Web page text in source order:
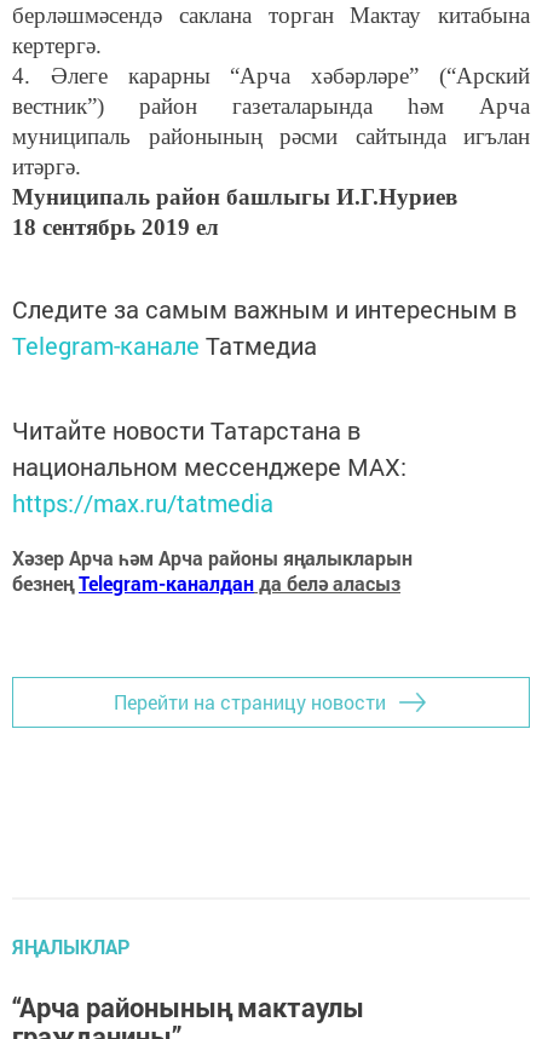
берләшмәсендә саклана торган Мактау китабына
кертергә.
4. Әлеге карарны “Арча хәбәрләре” (“Арский
вестник”) район газеталарында һәм Арча
муниципаль районының рәсми сайтында игълан
итәргә.
Муниципаль район башлыгы И.Г.Нуриев
18 сентябрь 2019 ел
Следите за самым важным и интересным в
Telegram-канале Татмедиа
Читайте новости Татарстана в
национальном мессенджере MАХ:
https://max.ru/tatmedia
Хәзер Арча һәм Арча районы яңалыкларын
безнеңTelegram-каналданда белә аласыз
Перейти на страницу новости
ЯҢАЛЫКЛАР
“Арча районының мактаулы